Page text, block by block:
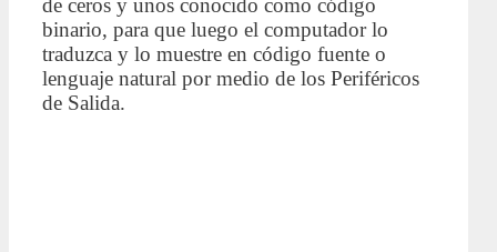
de ceros y unos conocido como código
binario, para que luego el computador lo
traduzca y lo muestre en código fuente o
lenguaje natural por medio de los Periféricos
de Salida.